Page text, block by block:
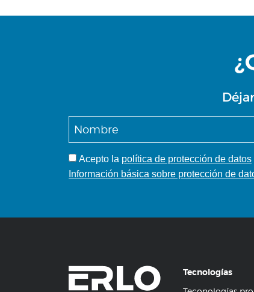
Acepto la política de protección de datos
Información básica sobre protección de
Tecnologías